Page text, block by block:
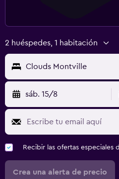
2 huéspedes, 1 habitación
Clouds Montville
sáb. 15/8
Recibir las ofertas especiales
Crea una alerta de precio